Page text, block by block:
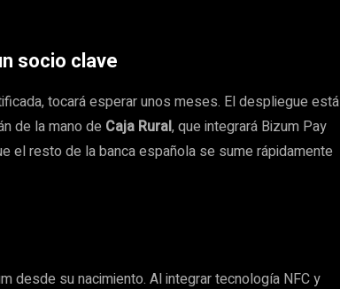
socio clave
tocará esperar unos meses. El despliegue está
de la mano de Caja Rural, que integrará Bizum Pay
el resto de la banca española se sume rápidamente
desde su nacimiento. Al integrar tecnología NFC y